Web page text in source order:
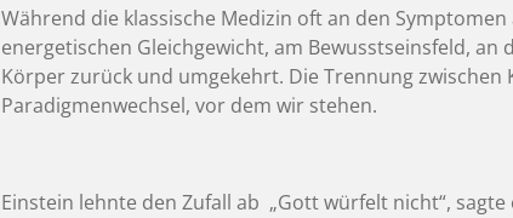
Während die klassische Medizin oft an den
energetischen Gleichgewicht, am Bewusstseinsfeld,
Körper zurück und umgekehrt. Die Trennung
Paradigmenwechsel, vor dem wir stehen.
Einstein lehnte den Zufall ab „Gott würfelt nicht“,